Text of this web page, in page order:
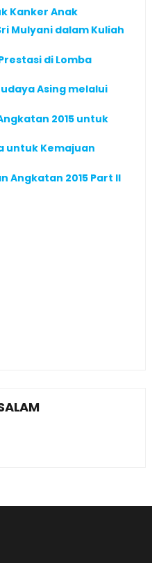
Kanker Anak
Mulyani dalam Kuliah
di Lomba
Asing melalui
2015 untuk
untuk Kemajuan
Angkatan 2015 Part II